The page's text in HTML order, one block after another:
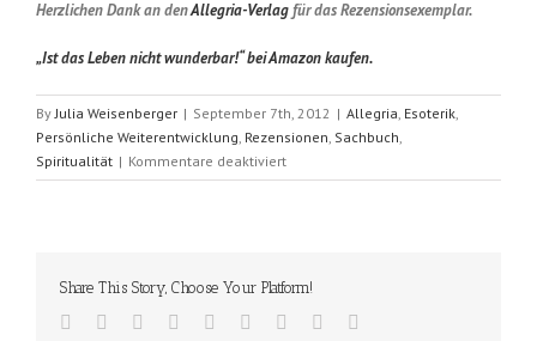
Herzlichen Dank an denAllegria-Verlagfür das Rezensionsexemplar.
„Ist das Leben nicht wunderbar!“ bei Amazon kaufen.
By Julia Weisenberger | September 7th, 2012 | Allegria Esoterik
Persönliche Weiterentwicklung Rezensionen Sachbuch
Spiritualität | Kommentare deaktiviertfür
Ist
wunderbar!
Share This Story, Choose Your Platform!